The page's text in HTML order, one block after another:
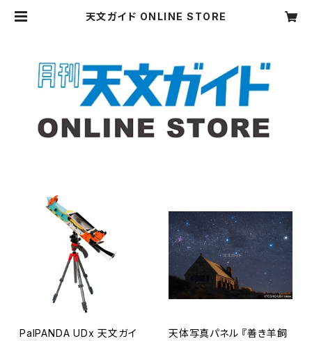
天文ガイド ONLINE STORE
PalPANDA UDx 天文ガイ
天体写真パネル 『善き羊飼